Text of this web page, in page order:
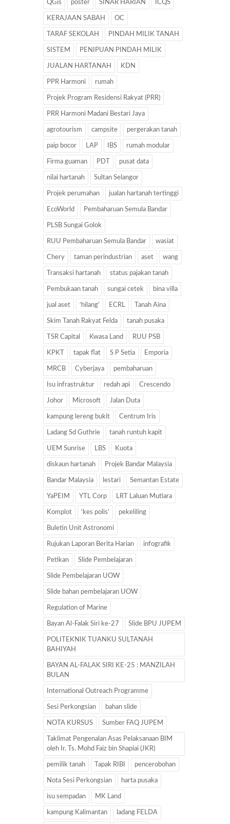
QGis poster SINAR HARIAN ICQS
KERAJAAN SABAH OC
TARAF SEKOLAH PINDAH MILIK TANAH
SISTEM PENIPUAN PINDAH MILIK
JUALAN HARTANAH KDN
PPR Harmoni rumah
Projek Program Residensi Rakyat (PRR)
PRR Harmoni Madani Bestari Jaya
agrotourism campsite pergerakan tanah
paip bocor LAP IBS rumah modular
Firma guaman PDT pusat data
nilai hartanah Sultan Selangor
Projek perumahan jualan hartanah tertinggi
EcoWorld Pembaharuan Semula Bandar
PLSB Sungai Golok
RUU Pembaharuan Semula Bandar wasiat
Chery taman perindustrian aset wang
Transaksi hartanah status pajakan tanah
Pembukaan tanah sungai cetek bina villa
jual aset ‘hilang’ ECRL Tanah Aina
Skim Tanah Rakyat Felda tanah pusaka
TSR Capital Kwasa Land RUU PSB
KPKT tapak flat S P Setia Emporia
MRCB Cyberjaya pembaharuan
Isu infrastruktur redah api Crescendo
Johor Microsoft Jalan Duta
kampung lereng bukit Centrum Iris
Ladang Sd Guthrie tanah runtuh kapit
UEM Sunrise LBS Kuota
diskaun hartanah Projek Bandar Malaysia
Bandar Malaysia lestari Semantan Estate
YaPEIM YTL Corp LRT Laluan Mutiara
Komplot ‘kes polis’ pekeliling
Buletin Unit Astronomi
Rujukan Laporan Berita Harian infografik
Petikan Slide Pembelajaran
Slide Pembelajaran UOW
Slide bahan pembelajaran UOW
Regulation of Marine
Bayan Al-Falak Siri ke-27 Slide BPU JUPEM
POLITEKNIK TUANKU SULTANAH
BAHIYAH
BAYAN AL-FALAK SIRI KE-25 : MANZILAH
BULAN
International Outreach Programme
Sesi Perkongsian bahan slide
NOTA KURSUS Sumber FAQ JUPEM
Taklimat Pengenalan Asas Pelaksanaan BIM
oleh Ir. Ts. Mohd Faiz bin Shapiai (JKR)
pemilik tanah Tapak RIBI pencerobohan
Nota Sesi Perkongsian harta pusaka
isu sempadan MK Land
kampung Kalimantan ladang FELDA